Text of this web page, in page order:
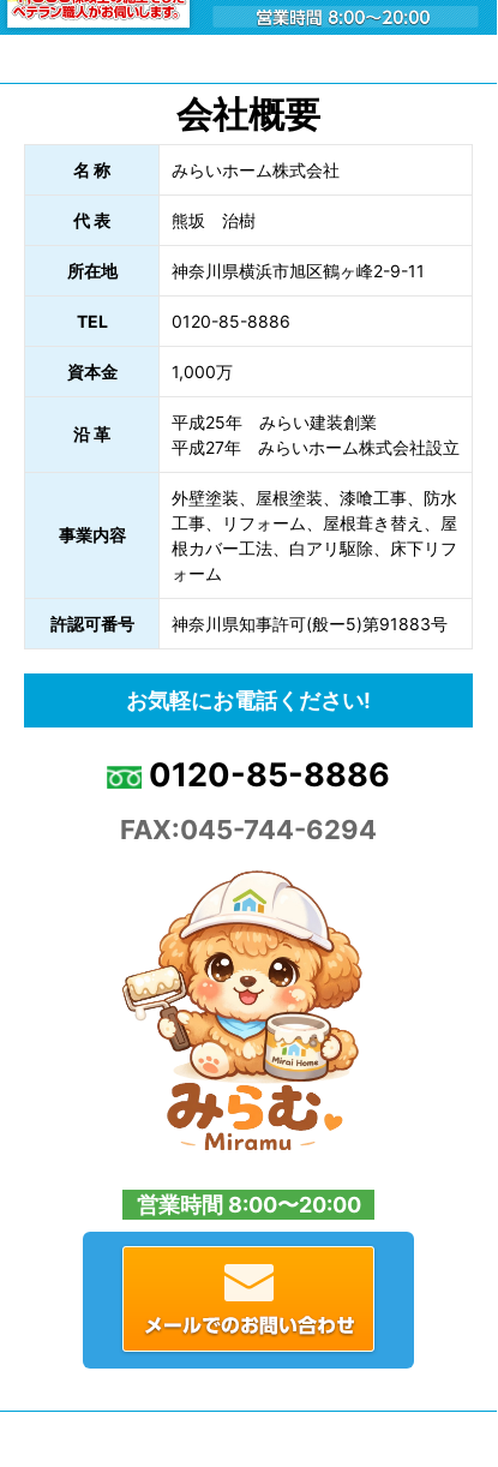
会社概要
名 称 みらいホーム株式会社
代 表 熊坂 治樹
所在地 神奈川県横浜市旭区鶴ヶ峰2-9-11
TEL 0120-85-8886
資本金 1,000万
沿 革
平成25年 みらい建装創業
平成27年 みらいホーム株式会社設立
事業内容
外壁塗装、屋根塗装、漆喰工事、防水
工事、リフォーム、屋根葺き替え、屋
根カバー工法、白アリ駆除、床下リフ
ォーム
許認可番号 神奈川県知事許可(般ー5)第91883号
お気軽にお電話ください!
0120-85-8886
FAX:045-744-6294
営業時間 8:00〜20:00